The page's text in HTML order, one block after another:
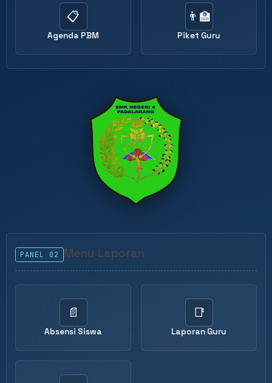
📋
Agenda PBM
👨‍🏫
Piket Guru
PANEL 02 Menu Laporan
📄
Absensi Siswa
📑
Laporan Guru